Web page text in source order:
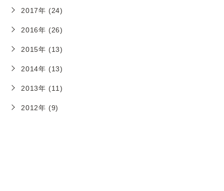
2017年 (24)
2016年 (26)
2015年 (13)
2014年 (13)
2013年 (11)
2012年 (9)